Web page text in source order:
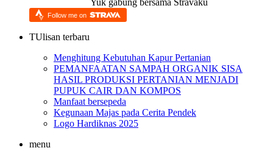
Yuk gabung bersama Stravaku
Follow me on
TUlisan terbaru
Menghitung Kebutuhan Kapur Pertanian
PEMANFAATAN SAMPAH ORGANIK SISA
HASIL PRODUKSI PERTANIAN MENJADI
PUPUK CAIR DAN KOMPOS
Manfaat bersepeda
Kegunaan Majas pada Cerita Pendek
Logo Hardiknas 2025
menu